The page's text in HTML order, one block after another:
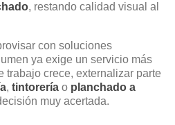
, restando calidad visual al
con soluciones
ya exige un servicio más
trabajo crece, externalizar parte
, tintorería o planchado a
muy acertada.